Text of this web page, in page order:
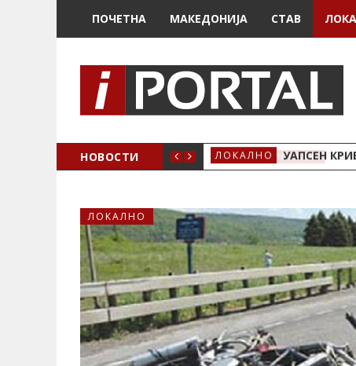
ПОЧЕТНА МАКЕДОНИЈА СТАВ
НОВОСТИ ЛОКАЛНО УАПСЕН
ЛОКАЛНО